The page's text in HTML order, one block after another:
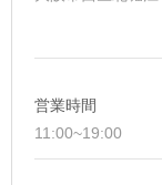
営業時間
11:00~19:00